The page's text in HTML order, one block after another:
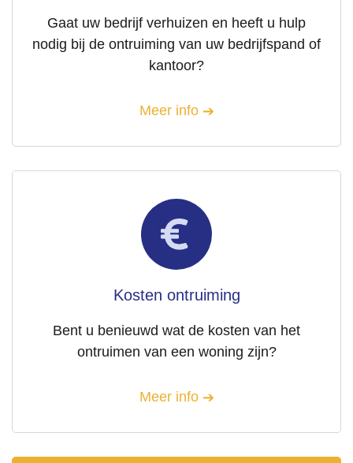
Gaat uw bedrijf verhuizen en heeft u hulp
nodig bij de ontruiming van uw bedrijfspand of
kantoor?
Meer info
Kosten ontruiming
Bent u benieuwd wat de kosten van het
ontruimen van een woning zijn?
Meer info